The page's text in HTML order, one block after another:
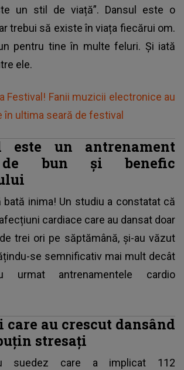
un stil de viață”. Dansul este o
trebui să existe în viața fiecărui om.
pentru tine în multe feluri. Și iată
ele.
Festival! Fanii muzicii electronice au
în ultima seară de festival
este un antrenament
de bun și benefic
bată inima! Un studiu a constatat că
cardiace care au dansat doar
trei ori pe săptămână, și-au văzut
se semnificativ mai mult decât
antrenamentele cardio
care au crescut dansând
stresați
suedez care a implicat 112